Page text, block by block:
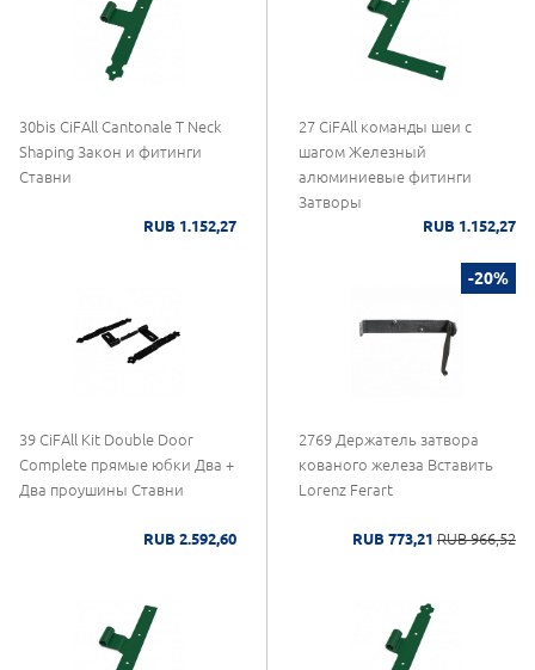
30bis CiFAll Cantonale T Neck
Shaping Закон и фитинги
Ставни
RUB 1.152,27
27 CiFAll команды шеи с
шагом Железный
алюминиевые фитинги
Затворы
RUB 1.152,27
39 CiFAll Kit Double Door
Complete прямые юбки Два +
Два проушины Ставни
RUB 2.592,60
-20%
2769 Держатель затвора
кованого железа Вставить
Lorenz Ferart
RUB 773,21 RUB 966,52